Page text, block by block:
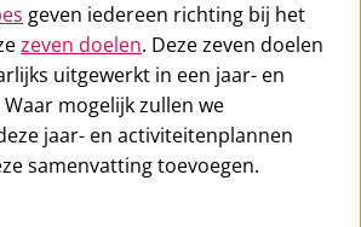
geven iedereen richting bij het
zeven doelen. Deze zeven doelen
uitgewerkt in een jaar- en
mogelijk zullen we
jaar- en activiteitenplannen
samenvatting toevoegen.